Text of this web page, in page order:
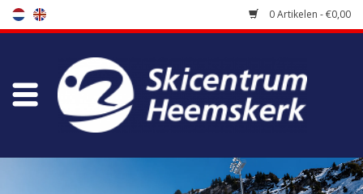
0 Artikelen - €0,00
Winkel